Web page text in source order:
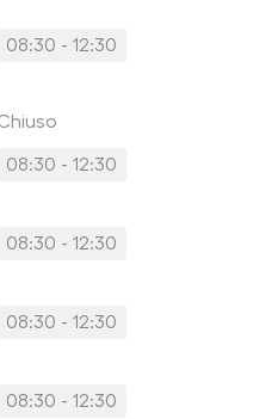
08:30 - 12:30
08:30 - 12:30
08:30 - 12:30
08:30 - 12:30
08:30 - 12:30